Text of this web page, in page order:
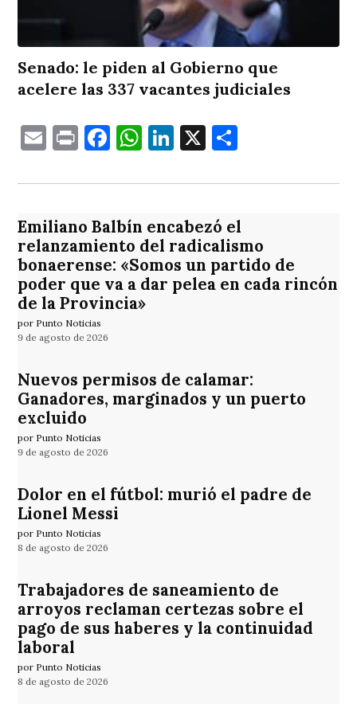
Senado: le piden al Gobierno que
acelere las 337 vacantes judiciales
EmailPrintFacebook
WhatsApp
LinkedIn
X
Emiliano Balbín encabezó el
relanzamiento del radicalismo
bonaerense: «Somos un partido de
poder que va a dar pelea en cada rincón
de la Provincia»
por Punto Noticias
9 de agosto de 2026
Nuevos permisos de calamar:
Ganadores, marginados y un puerto
excluido
por Punto Noticias
9 de agosto de 2026
Dolor en el fútbol: murió el padre de
Lionel Messi
por Punto Noticias
8 de agosto de 2026
Trabajadores de saneamiento de
arroyos reclaman certezas sobre el
pago de sus haberes y la continuidad
laboral
por Punto Noticias
8 de agosto de 2026